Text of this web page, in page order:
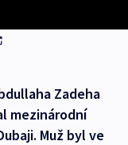
Zadeha
mezinárodní
Muž byl ve